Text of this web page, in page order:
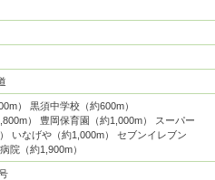
） 黒須中学校（約600m）
） 豊岡保育園（約1,000m） スーパー
いなげや（約1,000m） セブンイレブン
院（約1,900m）